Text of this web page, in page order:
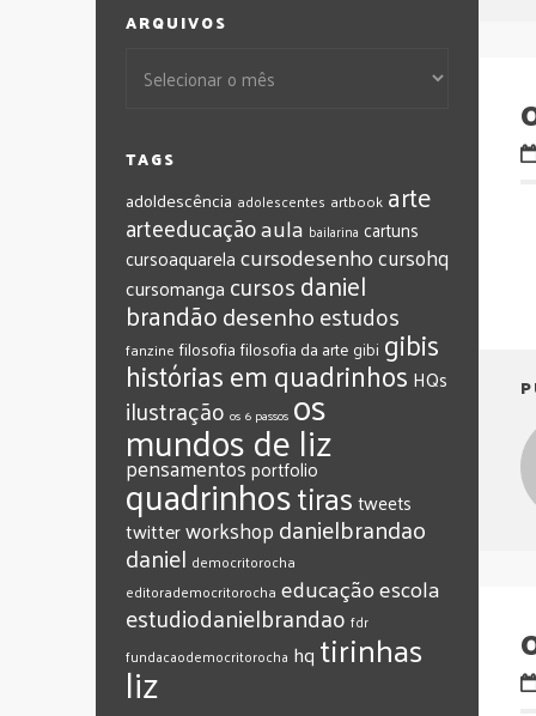
ARQUIVOS
TAGS
adoldescência adolescentes artbook arte
arteeducaçãoaula bailarina cartuns
cursoaquarelacursodesenhocursohq
cursomanga cursosdaniel
brandãodesenhoestudos
fanzine filosofia filosofia da arte gibi gibis
histórias em quadrinhos HQs
ilustração os 6 passos os
mundos de liz
pensamentosportfolio
quadrinhostirastweets
twitterworkshop‎danielbrandao‬
‎daniel‬ ‎democritorocha
‎editorademocritorocha ‎educação‎escola
‎estudiodanielbrandao ‎fdr
‎fundacaodemocritorocha ‎hq ‎tirinhas
‪‎liz